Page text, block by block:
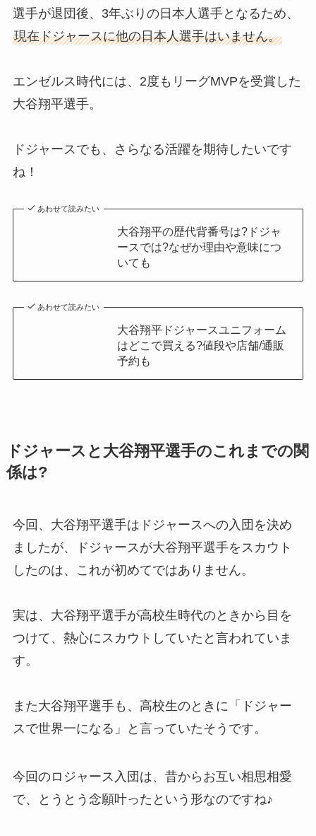
選手が退団後、3年ぶりの日本人選手となるため、
現在ドジャースに他の日本人選手はいません。
エンゼルス時代には、2度もリーグMVPを受賞した
大谷翔平選手。
ドジャースでも、さらなる活躍を期待したいです
ね！
あわせて読みたい
大谷翔平の歴代背番号は?ドジャ
ースでは?なぜか理由や意味につ
いても
あわせて読みたい
大谷翔平ドジャースユニフォーム
はどこで買える?値段や店舗/通販
予約も
ドジャースと大谷翔平選手のこれまでの関
係は?
今回、大谷翔平選手はドジャースへの入団を決め
ましたが、ドジャースが大谷翔平選手をスカウト
したのは、これが初めてではありません。
実は、大谷翔平選手が高校生時代のときから目を
つけて、熱心にスカウトしていたと言われていま
す。
また大谷翔平選手も、高校生のときに「ドジャー
スで世界一になる」と言っていたそうです。
今回のロジャース入団は、昔からお互い相思相愛
で、とうとう念願叶ったという形なのですね♪